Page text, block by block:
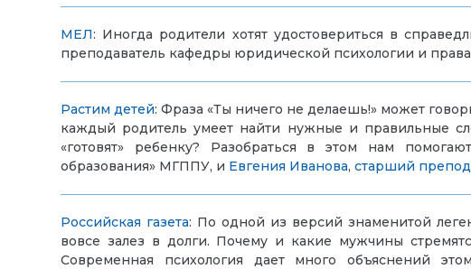
МЕЛ: Иногда родители хотят удостовериться в
преподаватель кафедры юридической психологии и права
Растим детей:Фраза «Ты ничего не делаешь!» может
каждый родитель умеет найти нужные и правильные
«готовят» ребенку? Разобраться в этом нам
образования» МГППУ, и Евгения Иванова, старший
Российская газета: По одной из версий знаменитой
вовсе залез в долги. Почему и какие мужчины
Современная психология дает много объяснений